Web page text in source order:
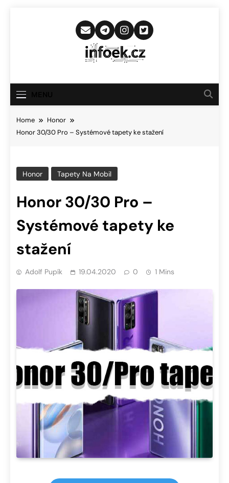
Infoek.cz
Novinkám
Home
Honor
Honor 30/30 Pro – Systémové tapety ke stažení
Honor Tapety Na Mobil
Honor 30/30 Pro –
Systémové tapety ke
stažení
Adolf Pupík 19.04.2020 0 1 Mins